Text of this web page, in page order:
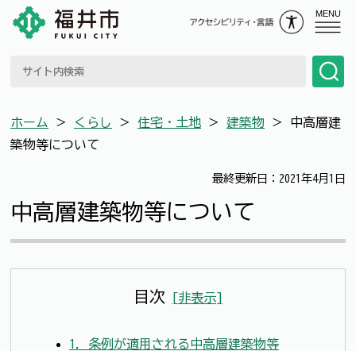
MENU
ホーム ＞ くらし ＞ 住宅・土地 ＞ 建築物 ＞ 中高層建
築物等について
最終更新日：2021年4月1日
中高層建築物等について
目次 [非表示]
1．条例が適用される中高層建築物等